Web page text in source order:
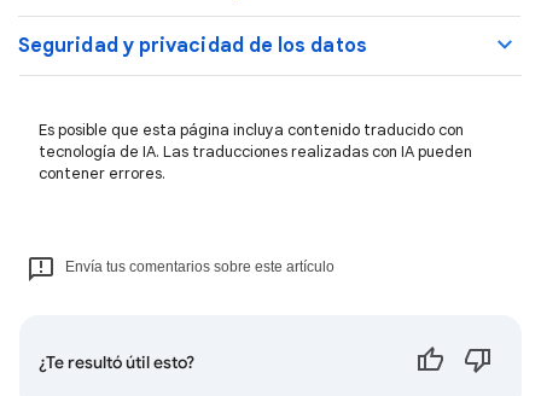
Seguridad y privacidad de los datos
Es posible que esta página incluya contenido traducido con
tecnología de IA. Las traducciones realizadas con IA pueden
contener errores.
Envía tus comentarios sobre este artículo
¿Te resultó útil esto?